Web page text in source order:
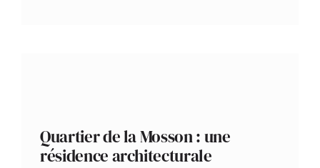
Quartier de la Mosson : une
résidence architecturale